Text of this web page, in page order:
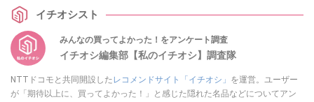
イチオシスト
みんなの買ってよかった！をアンケート調査
イチオシ編集部【私のイチオシ】調査隊
NTTドコモと共同開設した レコメンドサイト「イチオシ」 を運営。ユーザー
が「期待以上に、買ってよかった！」と感じた隠れた名品などについてアン